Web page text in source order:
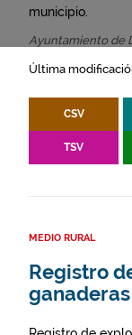
municipio.
Ayuntamiento de
Última
CSV
TSV
MEDIO RURAL
Registro